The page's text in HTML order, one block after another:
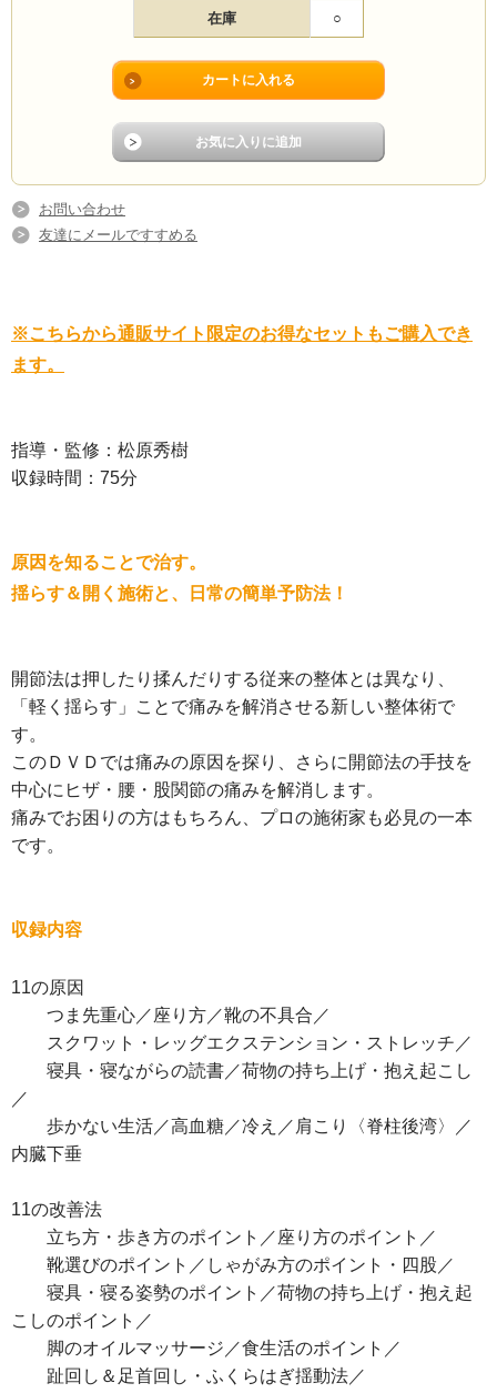
在庫 ○
お問い合わせ
友達にメールですすめる
※こちらから通販サイト限定のお得なセットもご購入でき
ます。
指導・監修：松原秀樹
収録時間：75分
原因を知ることで治す。
揺らす＆開く施術と、日常の簡単予防法！
開節法は押したり揉んだりする従来の整体とは異なり、
「軽く揺らす」ことで痛みを解消させる新しい整体術で
す。
このＤＶＤでは痛みの原因を探り、さらに開節法の手技を
中心にヒザ・腰・股関節の痛みを解消します。
痛みでお困りの方はもちろん、プロの施術家も必見の一本
です。
収録内容
11の原因
つま先重心／座り方／靴の不具合／
スクワット・レッグエクステンション・ストレッチ／
寝具・寝ながらの読書／荷物の持ち上げ・抱え起こし
／
歩かない生活／高血糖／冷え／肩こり〈脊柱後湾〉／
内臓下垂
11の改善法
立ち方・歩き方のポイント／座り方のポイント／
靴選びのポイント／しゃがみ方のポイント・四股／
寝具・寝る姿勢のポイント／荷物の持ち上げ・抱え起
こしのポイント／
脚のオイルマッサージ／食生活のポイント／
趾回し＆足首回し・ふくらはぎ揺動法／